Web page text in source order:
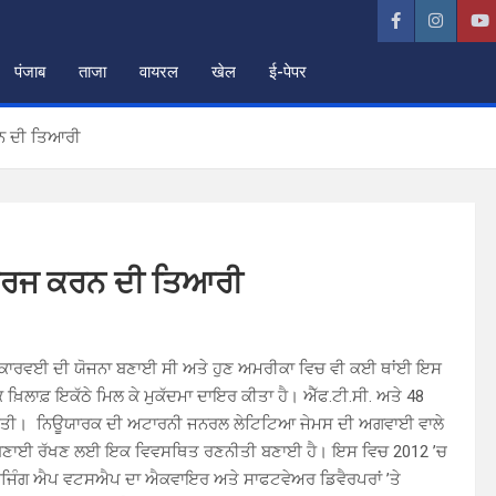
पंजाब ताजा वायरल खेल ई-पेपर
ਦੀ ਤਿਆਰੀ
ਕਰਨ ਦੀ ਤਿਆਰੀ
ਦੀ ਯੋਜਨਾ ਬਣਾਈ ਸੀ ਅਤੇ ਹੁਣ ਅਮਰੀਕਾ ਵਿਚ ਵੀ ਕਈ ਥਾਂਈ ਇਸ
ਖ਼ਿਲਾਫ਼ ਇਕੱਠੇ ਮਿਲ ਕੇ ਮੁਕੱਦਮਾ ਦਾਇਰ ਕੀਤਾ ਹੈ। ਐੱਫ.ਟੀ.ਸੀ. ਅਤੇ 48
ਨਿਊਯਾਰਕ ਦੀ ਅਟਾਰਨੀ ਜਨਰਲ ਲੇਟਿਟਿਆ ਜੇਮਸ ਦੀ ਅਗਵਾਈ ਵਾਲੇ
ਰੱਖਣ ਲਈ ਇਕ ਵਿਵਸਥਿਤ ਰਣਨੀਤੀ ਬਣਾਈ ਹੈ। ਇਸ ਵਿਚ 2012 ’ਚ
ਐਪ ਵਟਸਐਪ ਦਾ ਐਕਵਾਇਰ ਅਤੇ ਸਾਫਟਵੇਅਰ ਡਿਵੈਰਪਰਾਂ ’ਤੇ